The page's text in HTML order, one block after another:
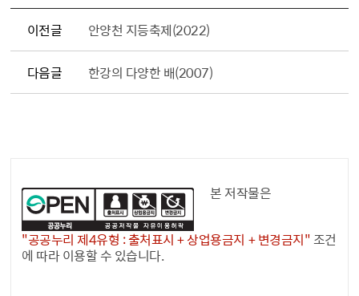
이전글 안양천 지등축제(2022)
다음글 한강의 다양한 배(2007)
본 저작물은
"공공누리 제4유형 : 출처표시 + 상업용금지 + 변경금지"조건
에 따라 이용할 수 있습니다.